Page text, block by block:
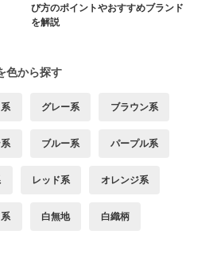
び方のポイントやおすすめブランド
を解説
色から探す
グレー系 ブラウン系
ブルー系 パープル系
レッド系 オレンジ系
白無地 白織柄